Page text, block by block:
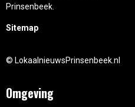
Prinsenbeek.
Sitemap
© LokaalnieuwsPrinsenbeek.nl
Omgeving